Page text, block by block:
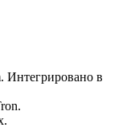
Интегрировано в